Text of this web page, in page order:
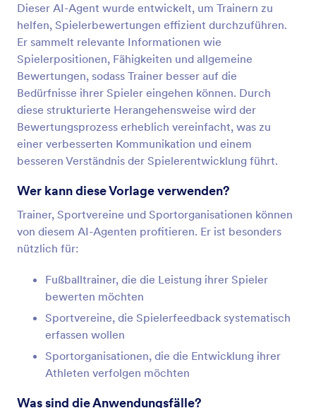
Dieser AI-Agent wurde entwickelt, um Trainern zu
helfen, Spielerbewertungen effizient durchzuführen.
Er sammelt relevante Informationen wie
Spielerpositionen, Fähigkeiten und allgemeine
Bewertungen, sodass Trainer besser auf die
Bedürfnisse ihrer Spieler eingehen können. Durch
diese strukturierte Herangehensweise wird der
Bewertungsprozess erheblich vereinfacht, was zu
einer verbesserten Kommunikation und einem
besseren Verständnis der Spielerentwicklung führt.
Wer kann diese Vorlage verwenden?
Trainer, Sportvereine und Sportorganisationen können
von diesem AI-Agenten profitieren. Er ist besonders
nützlich für:
Fußballtrainer, die die Leistung ihrer Spieler
bewerten möchten
Sportvereine, die Spielerfeedback systematisch
erfassen wollen
Sportorganisationen, die die Entwicklung ihrer
Athleten verfolgen möchten
Was sind die Anwendungsfälle?